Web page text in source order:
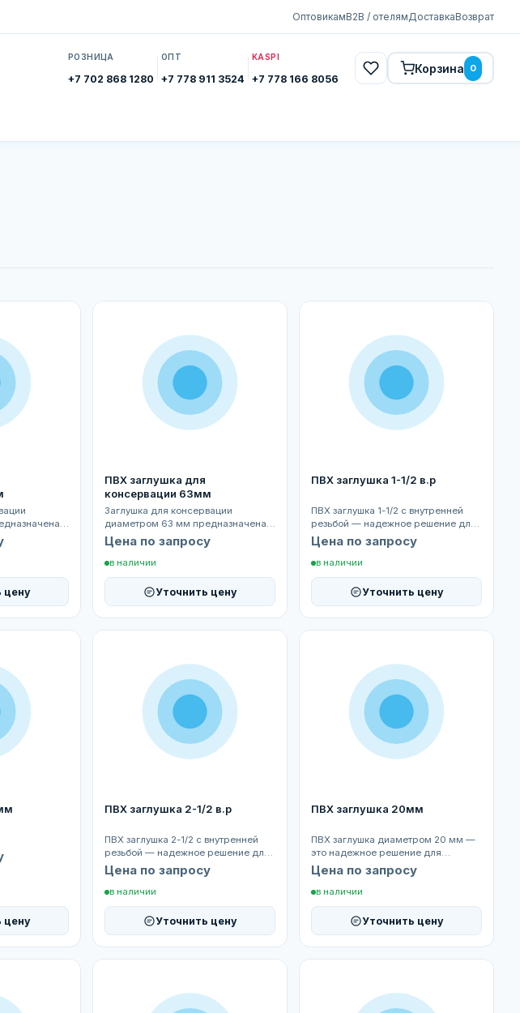
ОптовикамB2B / отелямДоставкаВозврат
РОЗНИЦА
+7 702 868 1280
ОПТ
+7 778 911 3524
KASPI
+7 778 166 8056
Корзина 0
цену
ПВХ заглушка для
консервации 63мм
Заглушка для консервации
диаметром 63 мм предназначена
для герметичного закрытия
трубопроводов...
Цена по запросу
в наличии
Уточнить цену
ПВХ заглушка 1-1/2 в.р
ПВХ заглушка 1-1/2 с внутренней
резьбой — надежное решение для
герметичного закрытия
трубопрово...
Цена по запросу
в наличии
Уточнить цену
цену
ПВХ заглушка 2-1/2 в.р
ПВХ заглушка 2-1/2 с внутренней
резьбой — надежное решение для
герметичного закрытия
трубопрово...
Цена по запросу
в наличии
Уточнить цену
ПВХ заглушка 20мм
ПВХ заглушка диаметром 20 мм —
это надежное решение для
герметичного закрытия
трубопроводов и с...
Цена по запросу
в наличии
Уточнить цену